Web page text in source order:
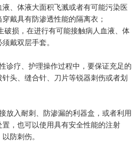
、体液大面积飞溅或者有可能污染医
戴具有防渗透性能的隔离衣；
损，在进行有可能接触病人血液、体
戴双层手套。
诊疗、护理操作过程中，要保证充足的
头、缝合针、刀片等锐器刺伤或者划
放入耐刺、防渗漏的利器盒，或者利用
，也可以使用具有安全性能的注射
防刺伤。